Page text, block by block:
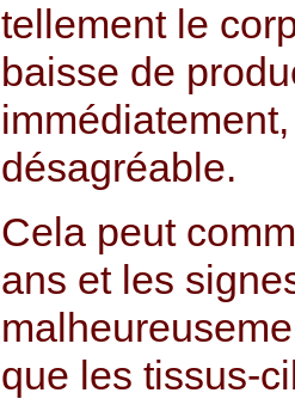
tellement le
baisse de
désagréable.
Cela peut
ans et les
que les tissus-